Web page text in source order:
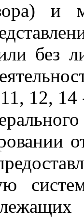
и
без
12,